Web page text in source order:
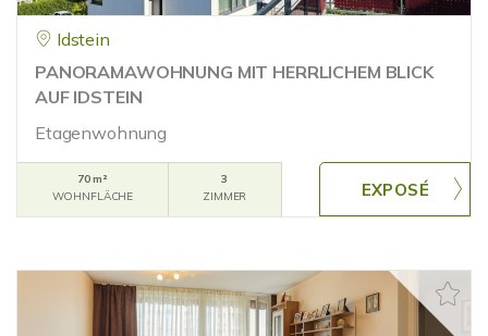
Idstein
PANORAMAWOHNUNG MIT HERRLICHEM BLICK
AUF IDSTEIN
Etagenwohnung
70 m²
WOHNFLÄCHE
3
ZIMMER